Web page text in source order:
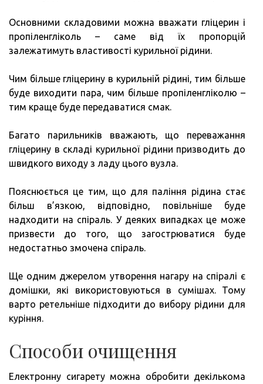
Основними складовими можна вважати гліцерин і
пропіленгліколь – саме від їх пропорцій
залежатимуть властивості курильної рідини.
Чим більше гліцерину в курильній рідині, тим більше
буде виходити пара, чим більше пропіленгліколю –
тим краще буде передаватися смак.
Багато парильників вважають, що переважання
гліцерину в складі курильної рідини призводить до
швидкого виходу з ладу цього вузла.
Пояснюється це тим, що для паління рідина стає
більш в’язкою, відповідно, повільніше буде
надходити на спіраль. У деяких випадках це може
призвести до того, що загострюватися буде
недостатньо змочена спіраль.
Ще одним джерелом утворення нагару на спіралі є
домішки, які використовуються в сумішах. Тому
варто ретельніше підходити до вибору рідини для
куріння.
Способи очищення
Електронну сигарету можна обробити декількома